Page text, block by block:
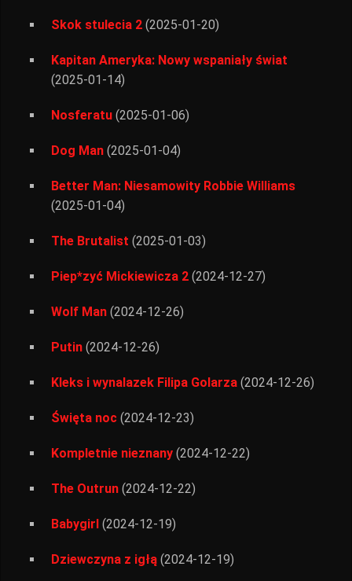
Skok stulecia 2 (2025-01-20)
Kapitan Ameryka: Nowy wspaniały świat
(2025-01-14)
Nosferatu (2025-01-06)
Dog Man (2025-01-04)
Better Man: Niesamowity Robbie Williams
(2025-01-04)
The Brutalist (2025-01-03)
Piep*zyć Mickiewicza 2 (2024-12-27)
Wolf Man (2024-12-26)
Putin (2024-12-26)
Kleks i wynalazek Filipa Golarza (2024-12-26)
Święta noc (2024-12-23)
Kompletnie nieznany (2024-12-22)
The Outrun (2024-12-22)
Babygirl (2024-12-19)
Dziewczyna z igłą (2024-12-19)